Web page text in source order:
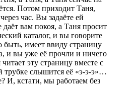
Потом приходит Таня,
час. Вы задаёте ей
вам покоя, а Таня просит
каталог, и вы говорите
быть, имеет ввиду страницу
и вы уже её прочли и ничего
эту страницу вместе с
трубке слышится её «э-э-э»…
И, кстати, мы работаем без